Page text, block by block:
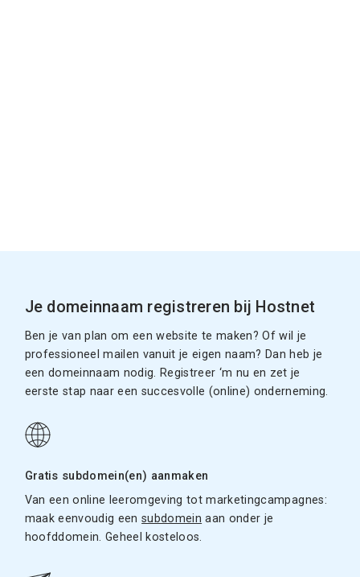
Je domeinnaam registreren bij Hostnet
Ben je van plan om een website te maken? Of wil je
professioneel mailen vanuit je eigen naam? Dan heb je
een domeinnaam nodig. Registreer ‘m nu en zet je
eerste stap naar een succesvolle (online) onderneming.
Gratis subdomein(en) aanmaken
Van een online leeromgeving tot marketingcampagnes:
maak eenvoudig eensubdomein aan onder je
hoofddomein. Geheel kosteloos.